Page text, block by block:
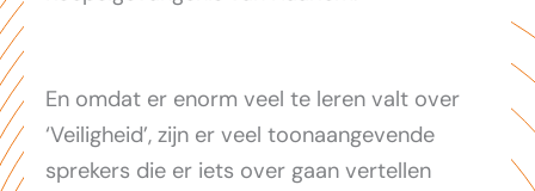
En omdat er enorm veel te leren valt over
‘Veiligheid’, zijn er veel toonaangevende
sprekers die er iets over gaan vertellen